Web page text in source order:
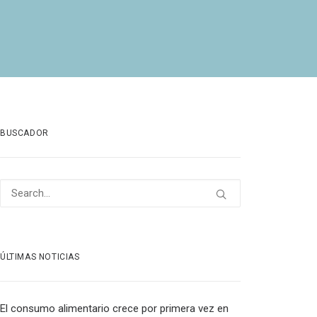
BUSCADOR
ÚLTIMAS NOTICIAS
El consumo alimentario crece por primera vez en